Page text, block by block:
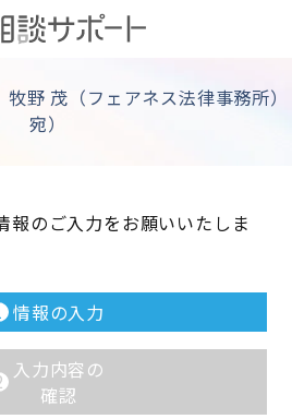
野 茂（フェアネス法律事務所）
宛）
報のご入力をお願いいたしま
情報の入力
入力内容の
確認